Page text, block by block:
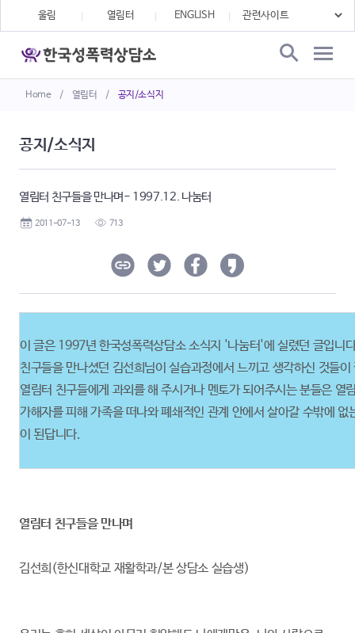
Home / 열림터 / 공지/소식지
울림 열림터 ENGLISH
공지/소식지
열림터 친구들을 만나며- 1997.12. 나눔터
2011-07-13 713
이 글은 1997년 한국성폭력상담소 소식지 '나눔터'에 실렸던 글입니
친구들을 만나셨던 김선희님이 실습과정에서 느끼고 생각하신 것들
열림터 친구들에게 과외를 해 주시거나 멘토가 되어주시는 분들은 열
가해자를 피해 가족을 떠나와 폐쇄적인 관계 안에서 살아갈 수밖에
이 된답니다.
열림터 친구들을 만나며
김선희(한신대학교 재활학과/본 상담소 실습생)